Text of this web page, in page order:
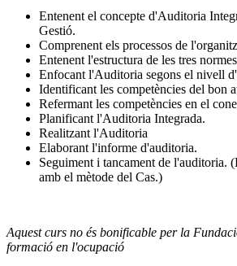
Entenent el concepte d'Auditoria
Gestió.
Comprenent els processos de
Entenent l'estructura de les tres
Enfocant l'Auditoria segons el nivell
Identificant les competències del bon
Refermant les competències en el
Planificant l'Auditoria Integrada.
Realitzant l'Auditoria
Elaborant l'informe d'auditoria.
Seguiment i tancament de l'auditoria.
amb el mètode del Cas.)
Aquest curs no és bonificable per la
formació en l'ocupació